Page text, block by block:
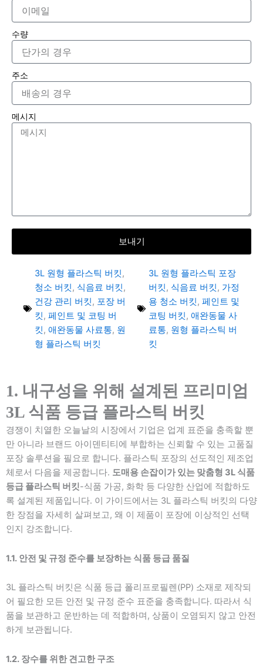
수량
주소
메시지
보내기
3L 원형 플라스틱 버킷,
청소 버킷, 식음료 버킷,
건강 관리 버킷, 포장 버
킷, 페인트 및 코팅 버
킷, 애완동물 사료통, 원
형 플라스틱 버킷
3L 원형 플라스틱 포장
버킷, 식음료 버킷, 가정
용 청소 버킷, 페인트 및
코팅 버킷, 애완동물 사
료통, 원형 플라스틱 버
킷
1. 내구성을 위해 설계된 프리미엄
3L 식품 등급 플라스틱 버킷
경쟁이 치열한 오늘날의 시장에서 기업은 업계 표준을 충족할 뿐
만 아니라 브랜드 아이덴티티에 부합하는 신뢰할 수 있는 고품질
포장 솔루션을 필요로 합니다. 플라스틱 포장의 선도적인 제조업
체로서 다음을 제공합니다. 도매용 손잡이가 있는 맞춤형 3L 식품
등급 플라스틱 버킷-식품 가공, 화학 등 다양한 산업에 적합하도
록 설계된 제품입니다. 이 가이드에서는 3L 플라스틱 버킷의 다양
한 장점을 자세히 살펴보고, 왜 이 제품이 포장에 이상적인 선택
인지 강조합니다.
1.1. 안전 및 규정 준수를 보장하는 식품 등급 품질
3L 플라스틱 버킷은 식품 등급 폴리프로필렌(PP) 소재로 제작되
어 필요한 모든 안전 및 규정 준수 표준을 충족합니다. 따라서 식
품을 보관하고 운반하는 데 적합하며, 상품이 오염되지 않고 안전
하게 보관됩니다.
1.2. 장수를 위한 견고한 구조